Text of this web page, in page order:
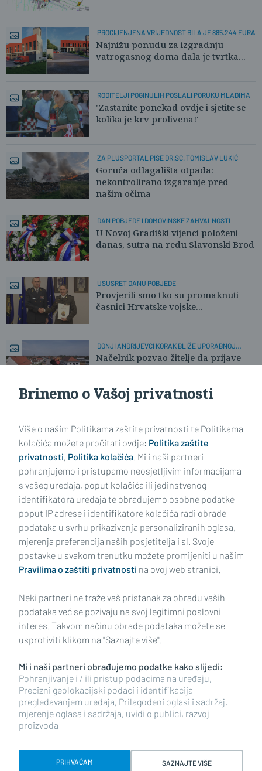
PROCIJENJENA VRIJEDNOST BILA JE 885.244 EURA
Najnižu ponudu za izgradnju
vatrogasnog doma dala je tvrtka...
RODITELJI POGINULIH POSLALI PORUKU MLADIMA
'Zastanite ponekad ovdje i sjetite se
kolika je krv prolivena!'
ZA PLUSPORTAL PIŠE DR.SC. TOMISLAV LUKIĆ
Goruća odlagališta otpada:
nekontrolirano izgaranje pred
našim očima
DAN POBJEDE I DOMOVINSKE ZAHVALNOSTI
U Novoj Gradiški vijenci položeni
danas, sutra na redu Slavonski Brod
USUSRET DANU POBJEDE
Provjerili smo tko su promaknuti
časnici Hrvatske vojske...
DONJI ANDRIJEVCI KORAK BLIŽE UPORABNOJ
DOZVOLI
Načelnik pozvao žitelje da prijave
Impressum Uvjeti korištenja Politika privatnosti
Politika kolačića Kontakt Pritužbe Suradnici
Oglašavanje
RUBRIKE
BRODSKO-POSAVSKA ŽUPANIJA
POŽEŠKO-SLAVONSKA ŽUPANIJA
Brinemo o Vašoj privatnosti
Više o našim Politikama zaštite privatnosti te Politikama
kolačića možete pročitati ovdje: Politika zaštite
privatnosti, Politika kolačića. Mi i naši partneri
pohranjujemo i pristupamo neosjetljivim informacijama
s vašeg uređaja, poput kolačića ili jedinstvenog
identifikatora uređaja te obrađujemo osobne podatke
poput IP adrese i identifikatore kolačića radi obrade
podataka u svrhu prikazivanja personaliziranih oglasa,
mjerenja preferencija naših posjetitelja i sl. Svoje
postavke u svakom trenutku možete promijeniti u našim
Pravilima o zaštiti privatnosti na ovoj web stranici.
Neki partneri ne traže vaš pristanak za obradu vaših
podataka već se pozivaju na svoj legitimni poslovni
interes. Takvom načinu obrade podataka možete se
usprotiviti klikom na "Saznajte više".
Mi i naši partneri obrađujemo podatke kako slijedi:
Pohranjivanje i / ili pristup podacima na uređaju,
Precizni geolokacijski podaci i identifikacija
pregledavanjem uređaja, Prilagođeni oglasi i sadržaj,
mjerenje oglasa i sadržaja, uvidi o publici, razvoj
proizvoda
PRIHVAĆAM SAZNAJTE VIŠE